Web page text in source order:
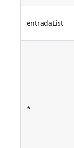
entradaList
*